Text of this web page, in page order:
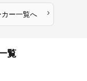
ー一覧へ ›
覧